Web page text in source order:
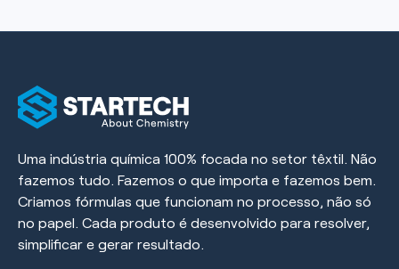
Uma indústria química 100% focada no setor têxtil. Não
fazemos tudo. Fazemos o que importa e fazemos bem.
Criamos fórmulas que funcionam no processo, não só
no papel. Cada produto é desenvolvido para resolver,
simplificar e gerar resultado.